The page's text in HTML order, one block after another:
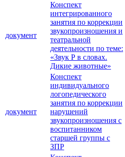
документ
Конспект
интегрированного
занятия по коррекции
звукопроизношения и
театральной
деятельности по теме:
«Звук Р в словах.
Дикие животные»
документ
Конспект
индивидуального
логопедического
занятия по коррекции
нарушений
звукопроизношения с
воспитанником
старшей группы с
ЗПР